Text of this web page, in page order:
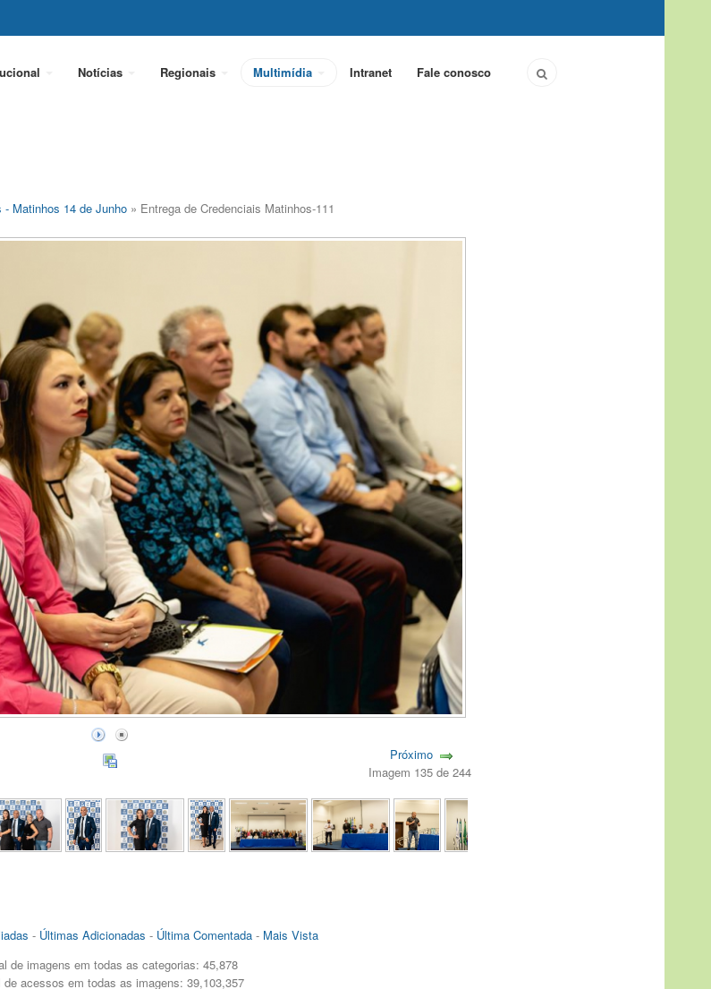
Notícias Regionais Multimídia Intranet Fale conosco
- Matinhos 14 de Junho » Entrega de Credenciais Matinhos-111
Próximo
Imagem 135 de 244
- Últimas Adicionadas - Última Comentada- Mais Vista
de imagens em todas as categorias: 45,878
de acessos em todas as imagens: 39,103,357